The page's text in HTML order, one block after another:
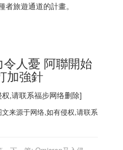
旅遊通道的計畫。
人憂 阿聯開始
加強針
,请联系福步网络删除]
来源于网络,如有侵权,请联系